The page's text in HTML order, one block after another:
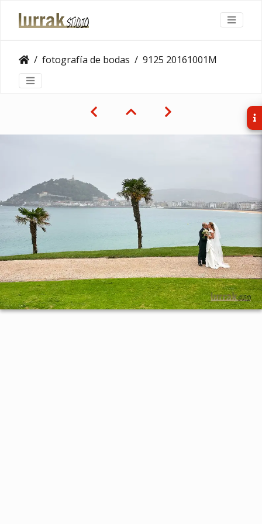
fotografía de bodas 9125 20161001M 1540 1200x800